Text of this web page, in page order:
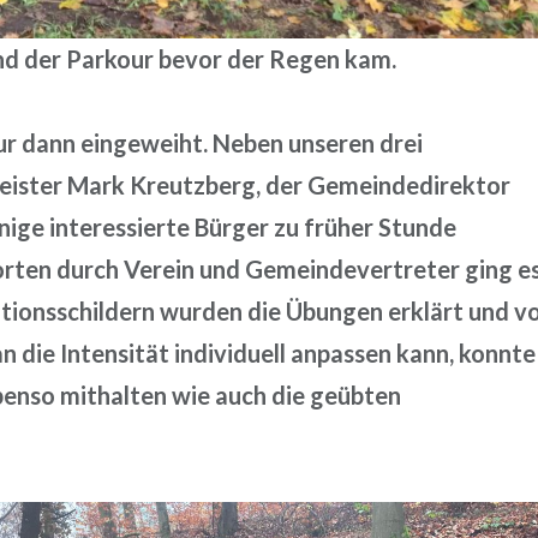
der Parkour bevor der Regen kam.
dann eingeweiht. Neben unseren drei
Mark Kreutzberg, der Gemeindedirektor
interessierte Bürger zu früher Stunde
durch Verein und Gemeindevertreter ging
wurden die Übungen erklärt und
die Intensität individuell anpassen kann, konnte
mithalten wie auch die geübten